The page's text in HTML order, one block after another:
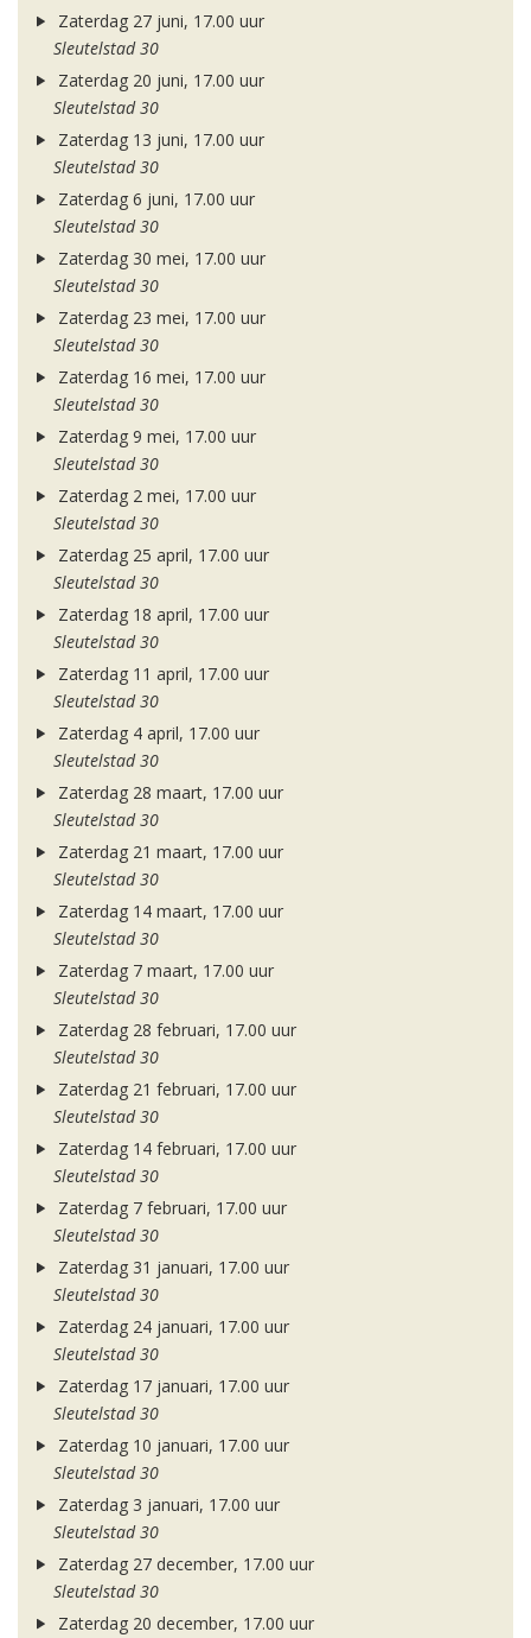
Zaterdag 27 juni, 17.00 uur
Sleutelstad 30
Zaterdag 20 juni, 17.00 uur
Sleutelstad 30
Zaterdag 13 juni, 17.00 uur
Sleutelstad 30
Zaterdag 6 juni, 17.00 uur
Sleutelstad 30
Zaterdag 30 mei, 17.00 uur
Sleutelstad 30
Zaterdag 23 mei, 17.00 uur
Sleutelstad 30
Zaterdag 16 mei, 17.00 uur
Sleutelstad 30
Zaterdag 9 mei, 17.00 uur
Sleutelstad 30
Zaterdag 2 mei, 17.00 uur
Sleutelstad 30
Zaterdag 25 april, 17.00 uur
Sleutelstad 30
Zaterdag 18 april, 17.00 uur
Sleutelstad 30
Zaterdag 11 april, 17.00 uur
Sleutelstad 30
Zaterdag 4 april, 17.00 uur
Sleutelstad 30
Zaterdag 28 maart, 17.00 uur
Sleutelstad 30
Zaterdag 21 maart, 17.00 uur
Sleutelstad 30
Zaterdag 14 maart, 17.00 uur
Sleutelstad 30
Zaterdag 7 maart, 17.00 uur
Sleutelstad 30
Zaterdag 28 februari, 17.00 uur
Sleutelstad 30
Zaterdag 21 februari, 17.00 uur
Sleutelstad 30
Zaterdag 14 februari, 17.00 uur
Sleutelstad 30
Zaterdag 7 februari, 17.00 uur
Sleutelstad 30
Zaterdag 31 januari, 17.00 uur
Sleutelstad 30
Zaterdag 24 januari, 17.00 uur
Sleutelstad 30
Zaterdag 17 januari, 17.00 uur
Sleutelstad 30
Zaterdag 10 januari, 17.00 uur
Sleutelstad 30
Zaterdag 3 januari, 17.00 uur
Sleutelstad 30
Zaterdag 27 december, 17.00 uur
Sleutelstad 30
Zaterdag 20 december, 17.00 uur